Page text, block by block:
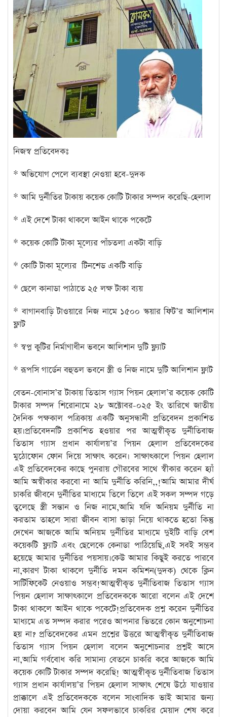
নিজস্ব প্রতিবেদকঃ
* অভিযোগ পেলে ব্যবস্থা নেওয়া হবে-দুদক
* আমি দুর্নীতির টাকায় কয়েক কোটি টাকার সম্পদ করেছি-হেলাল
* এই দেশে টাকা থাকলে আইন থাকে পকেটে
* কয়েক কোটি টাকা মূল্যের পাঁচতলা একটা বাড়ি
* কোটি টাকা মূল্যের টিনশেড একটি বাড়ি
* ছেলে কানাডা পাঠাতে ২৫ লক্ষ টাকা ব্যয়
* বাগানবাড়ি টাওয়ারে নিজ নামে ১৫০০ স্কয়ার ফিট’র আলিশান
ফ্লাট
* স্বপ্ন কুটির নির্মাণাধীন ভবনে আলিশান দুটি ফ্ল্যাট
* রূপসি গার্ডেন বহুতল ভবনে স্ত্রী ও নিজ নামে দুটি আলিশান ফ্লাট
বেতন-বোনাস’র টাকায় তিতাস গ্যাস পিয়ন হেলাল’র কয়েক কোটি
টাকার সম্পদ শিরোনামে ২৮ অক্টোবর-০২৫ ইং তারিখে জাতীয়
দৈনিক পক্ষকাল পত্রিকায় একটি অনুসন্ধানী প্রতিবেদন প্রকাশিত
হয়।প্রতিবেদনটি প্রকাশিত হওয়ার পর আত্মস্বীকৃত দুর্নীতিবাজ
তিতাস গ্যাস প্রধান কার্যালয়’র পিয়ন হেলাল প্রতিবেদকের
মুঠোফোন ফোন দিয়ে সাক্ষাৎ করেন। সাক্ষাৎকালে পিয়ন হেলাল
এই প্রতিবেদকের কাছে পুনরায় গৌরবের সাথে স্বীকার করেন হ্যাঁ
আমি অস্বীকার করবো না আমি দুর্নীতি করিনি,,!আমি আমার দীর্ঘ
চাকরি জীবনে দুর্নীতির মাধ্যমে তিলে তিলে এই সকল সম্পদ গড়ে
তুলেছে স্ত্রী সন্তান ও নিজ নামে,আমি যদি অনিয়ম দুর্নীতি না
করতাম তাহলে সারা জীবন বাসা ভাড়া নিয়ে থাকতে হতো কিন্তু
দেখেন আজকে আমি অনিয়ম দুর্নীতির মাধ্যমে দুইটি বাড়ি বেশ
কয়েকটি ফ্ল্যাট এবং ছেলেকে কেনাডা পাঠিয়েছি,এই সবই সম্ভব
হয়েছে আমার দুর্নীতির পয়সায়।কেউ আমার কিছুই করতে পারবে
না,কারণ টাকা থাকলে দুর্নীতি দমন কমিশন(দুদক) থেকে ক্লিন
সার্টিফিকেট নেওয়াও সম্ভব!আত্মস্বীকৃত দুর্নীতিবাজ তিতাস গ্যাস
পিয়ন হেলাল সাক্ষাৎকালে প্রতিবেদককে আরো বলেন এই দেশে
টাকা থাকলে আইন থাকে পকেটে!প্রতিবেদক প্রশ্ন করেন দুর্নীতির
মাধ্যমে এত সম্পদ করার পরেও আপনার ভিতরে কোন অনুশোচনা
হয় না? প্রতিবেদকের এমন প্রশ্নের উত্তরে আত্মস্বীকৃত দুর্নীতিবাজ
তিতাস গ্যাস পিয়ন হেলাল বলেন অনুশোচনার প্রশ্নই আসে
না,আমি গর্ববোধ করি সামান্য বেতনে চাকরি করে আজকে আমি
কয়েক কোটি টাকার সম্পদ করেছি! আত্মস্বীকৃত দুর্নীতিবাজ তিতাস
গ্যাস প্রধান কার্যালয়’র পিয়ন হেলাল সাক্ষাৎ শেষে উঠে যাওয়ার
প্রাক্কালে এই প্রতিবেদককে বলেন সাংবাদিক ভাই আমার জন্য
দোয়া করবেন আমি যেন সফলভাবে চাকরির মেয়াদ শেষ করে